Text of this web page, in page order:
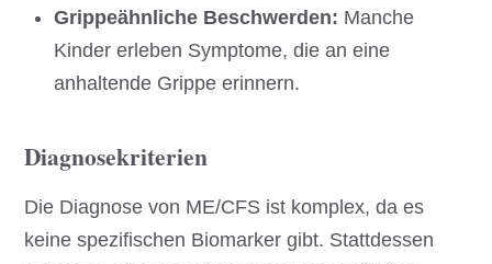
Grippeähnliche Beschwerden: Manche
Kinder erleben Symptome, die an eine
anhaltende Grippe erinnern.
Diagnosekriterien
Die Diagnose von ME/CFS ist komplex, da es
keine spezifischen Biomarker gibt. Stattdessen